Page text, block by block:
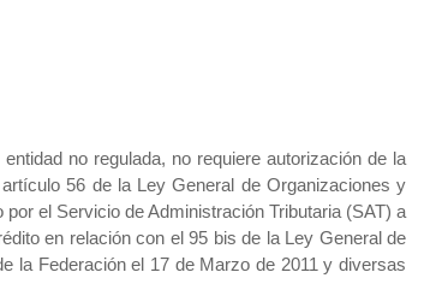
no regulada, no requiere autorización de la
56 de la Ley General de Organizaciones y
el Servicio de Administración Tributaria (SAT) a
en relación con el 95 bis de la Ley General de
la Federación el 17 de Marzo de 2011 y diversas